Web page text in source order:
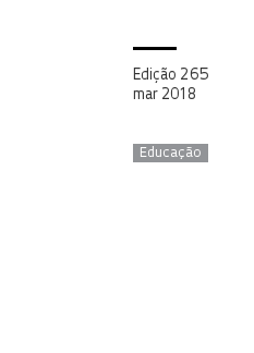
Edição 265
mar 2018
Educação